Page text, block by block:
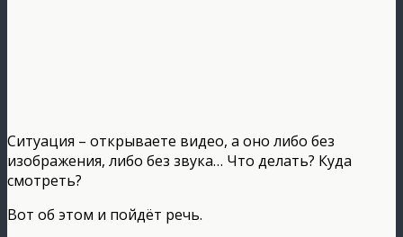
Ситуация – открываете видео, а оно либо без
изображения, либо без звука… Что делать? Куда
смотреть?
Вот об этом и пойдёт речь.